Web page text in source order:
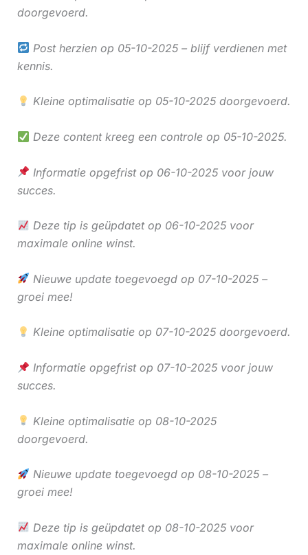
doorgevoerd.
Post herzien op 05-10-2025 – blijf verdienen met
kennis.
Kleine optimalisatie op 05-10-2025 doorgevoerd.
Deze content kreeg een controle op 05-10-2025.
Informatie opgefrist op 06-10-2025 voor jouw
succes.
Deze tip is geüpdatet op 06-10-2025 voor
maximale online winst.
Nieuwe update toegevoegd op 07-10-2025 –
groei mee!
Kleine optimalisatie op 07-10-2025 doorgevoerd.
Informatie opgefrist op 07-10-2025 voor jouw
succes.
Kleine optimalisatie op 08-10-2025
doorgevoerd.
Nieuwe update toegevoegd op 08-10-2025 –
groei mee!
Deze tip is geüpdatet op 08-10-2025 voor
maximale online winst.